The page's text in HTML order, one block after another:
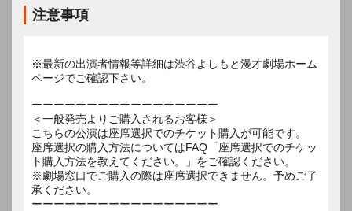
注意事項
※最新の出演者情報等詳細は渋谷よしもと漫才劇場ホーム
ページでご確認下さい。
ーーーーーーーーーーーーーーーーー
＜一般発売よりご購入されるお客様＞
こちらの公演は座席選択でのチケット購入が可能です。
座席選択の購入方法についてはFAQ「座席選択でのチケッ
ト購入方法を教えてください。」をご確認ください。
※劇場窓口でご購入の際は座席選択できません。予めご了
承ください。
ーーーーーーーーーーーーーーーーー